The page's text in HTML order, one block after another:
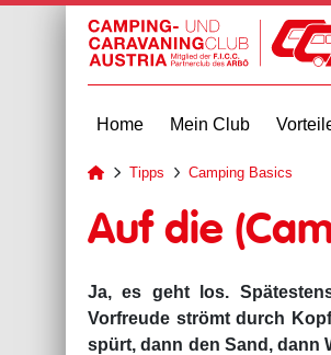
Home Mein Club
zur Startseite
Tipps Camping Basics
Auf die
Ja, es geht los.
Vorfreude strömt durch
spürt, dann den Sand, dann